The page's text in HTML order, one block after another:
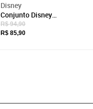
Disney
Conjunto Disney
Estampado Stitch
R$ 94,90
R$ 85,90